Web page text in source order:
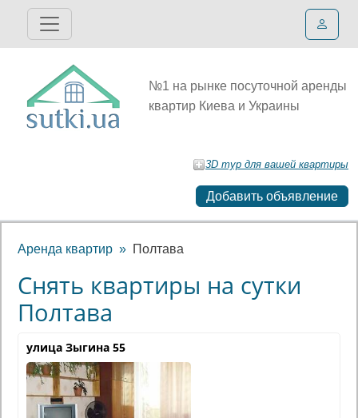
№1 на рынке посуточной аренды
квартир Киева и Украины
3D тур для вашей квартиры
Добавить объявление
Аренда квартир Полтава
Снять квартиры на сутки
Полтава
улица Зыгина 55